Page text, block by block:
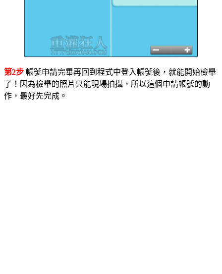
第2步 帳號申請完畢再回到程式中登入帳號後，就能開始檢舉
了！因為檢舉的照片只能現場拍攝，所以這個申請帳號的動
作，最好先完成。